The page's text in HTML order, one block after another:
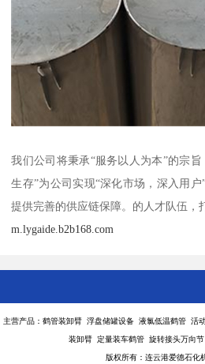
我们公司将秉承“服务以人为本”的宗
生存”为公司实现“深化市场，深入用
提供完善的供应链保障。的人才队伍，
m.lygaide.b2b168.com
主营产品：鹤管装卸臂 浮盘储罐设备 液氯低温鹤管 活
装卸臂 定量装车鹤管 旋转接头万向
版权所有：连云港爱德石化